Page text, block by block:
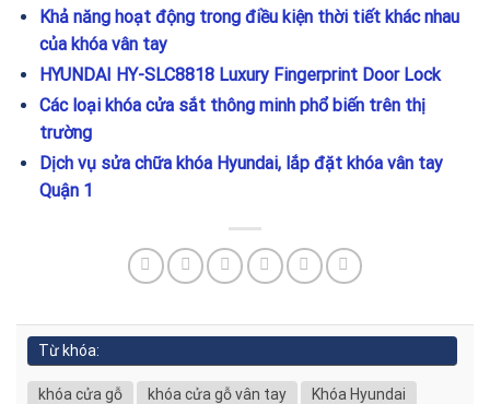
Khả năng hoạt động trong điều kiện thời tiết khác nhau
của khóa vân tay
HYUNDAI HY-SLC8818 Luxury Fingerprint Door Lock
Các loại khóa cửa sắt thông minh phổ biến trên thị
trường
Dịch vụ sửa chữa khóa Hyundai, lắp đặt khóa vân tay
Quận 1
Từ khóa:
khóa cửa gỗ khóa cửa gỗ vân tay
Khóa Hyundai